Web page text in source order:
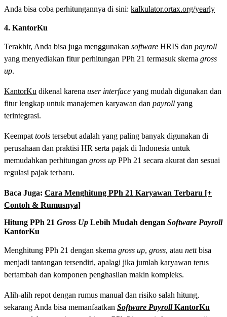
Anda bisa coba perhitungannya di sini: kalkulator.ortax.org/yearly
4. KantorKu
Terakhir, Anda bisa juga menggunakan software HRIS dan payroll
yang menyediakan fitur perhitungan PPh 21 termasuk skema gross
up.
KantorKu dikenal karena user interface yang mudah digunakan dan
fitur lengkap untuk manajemen karyawan dan payroll yang
terintegrasi.
Keempat tools tersebut adalah yang paling banyak digunakan di
perusahaan dan praktisi HR serta pajak di Indonesia untuk
memudahkan perhitungan gross up PPh 21 secara akurat dan sesuai
regulasi pajak terbaru.
Baca Juga: Cara Menghitung PPh 21 Karyawan Terbaru [+
Contoh & Rumusnya]
Hitung PPh 21 Gross Up Lebih Mudah dengan Software Payroll
KantorKu
Menghitung PPh 21 dengan skema gross up, gross, atau nettbisa
menjadi tantangan tersendiri, apalagi jika jumlah karyawan terus
bertambah dan komponen penghasilan makin kompleks.
Alih-alih repot dengan rumus manual dan risiko salah hitung,
sekarang Anda bisa memanfaatkan Software PayrollKantorKu